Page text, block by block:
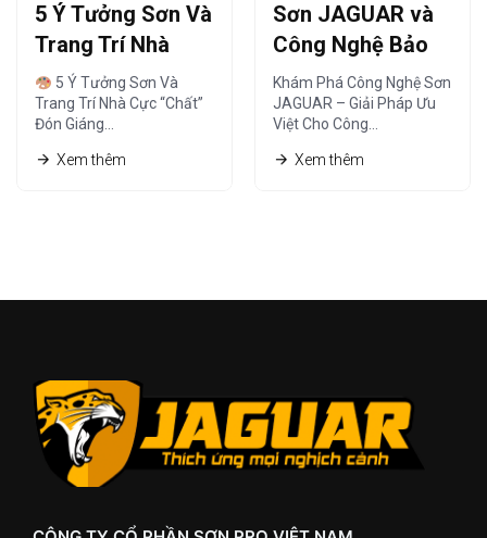
5 Ý Tưởng Sơn Và
Trang Trí Nhà
Cực “Chất” Đón
Giáng Sinh Ấm Áp
5 Ý Tưởng Sơn Và
Trang Trí Nhà Cực “Chất”
Đón Giáng…
Xem thêm
Sơn JAGUAR và
Công Nghệ Bảo
Vệ – Giải Pháp Tối
Ưu
Khám Phá Công Nghệ Sơn
JAGUAR – Giải Pháp Ưu
Việt Cho Công…
Xem thêm